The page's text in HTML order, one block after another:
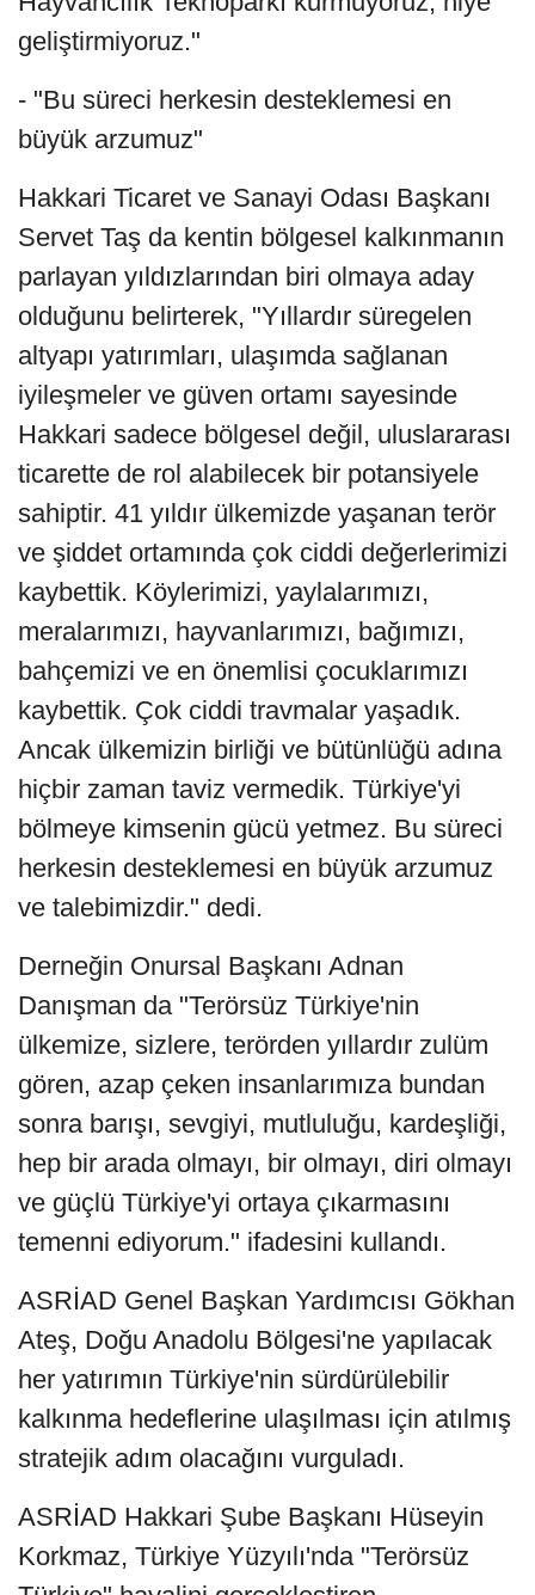
geliştirmiyoruz."
- "Bu süreci herkesin desteklemesi en
büyük arzumuz"
Hakkari Ticaret ve Sanayi Odası Başkanı
Servet Taş da kentin bölgesel kalkınmanın
parlayan yıldızlarından biri olmaya aday
olduğunu belirterek, "Yıllardır süregelen
altyapı yatırımları, ulaşımda sağlanan
iyileşmeler ve güven ortamı sayesinde
Hakkari sadece bölgesel değil, uluslararası
ticarette de rol alabilecek bir potansiyele
sahiptir. 41 yıldır ülkemizde yaşanan terör
ve şiddet ortamında çok ciddi değerlerimizi
kaybettik. Köylerimizi, yaylalarımızı,
meralarımızı, hayvanlarımızı, bağımızı,
bahçemizi ve en önemlisi çocuklarımızı
kaybettik. Çok ciddi travmalar yaşadık.
Ancak ülkemizin birliği ve bütünlüğü adına
hiçbir zaman taviz vermedik. Türkiye'yi
bölmeye kimsenin gücü yetmez. Bu süreci
herkesin desteklemesi en büyük arzumuz
ve talebimizdir." dedi.
Derneğin Onursal Başkanı Adnan
Danışman da "Terörsüz Türkiye'nin
ülkemize, sizlere, terörden yıllardır zulüm
gören, azap çeken insanlarımıza bundan
sonra barışı, sevgiyi, mutluluğu, kardeşliği,
hep bir arada olmayı, bir olmayı, diri olmayı
ve güçlü Türkiye'yi ortaya çıkarmasını
temenni ediyorum." ifadesini kullandı.
ASRİAD Genel Başkan Yardımcısı Gökhan
Ateş, Doğu Anadolu Bölgesi'ne yapılacak
her yatırımın Türkiye'nin sürdürülebilir
kalkınma hedeflerine ulaşılması için atılmış
stratejik adım olacağını vurguladı.
ASRİAD Hakkari Şube Başkanı Hüseyin
Korkmaz, Türkiye Yüzyılı'nda "Terörsüz